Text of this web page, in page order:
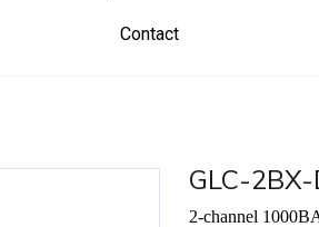
Contact
GLC-2BX-
2-channel